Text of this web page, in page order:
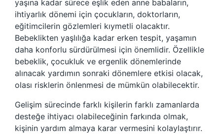
yaşına kadar sürece eşlik eden anne babaların,
ihtiyarlık dönemi için çocukların, doktorların,
eğitimcilerin gözlemleri kıymetli olacaktır.
Bebeklikten yaşlılığa kadar erken tespit, yaşamın
daha konforlu sürdürülmesi için önemlidir. Özellikle
bebeklik, çocukluk ve ergenlik dönemlerinde
alınacak yardımın sonraki dönemlere etkisi olacak,
olası risklerin önlenmesi de mümkün olabilecektir.
Gelişim sürecinde farklı kişilerin farklı zamanlarda
desteğe ihtiyacı olabileceğinin farkında olmak,
kişinin yardım almaya karar vermesini kolaylaştırır.